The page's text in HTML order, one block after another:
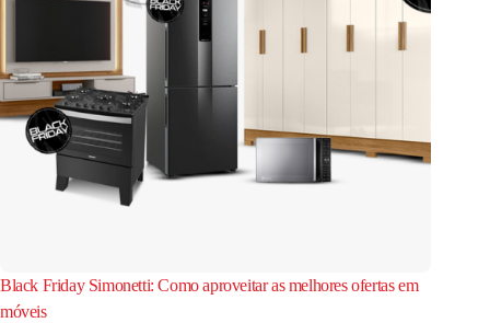
Black Friday Simonetti: Como aproveitar as melhores ofertas em
móveis